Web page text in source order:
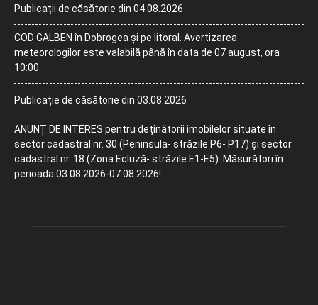
Publicații de căsătorie din 04.08.2026
COD GALBEN în Dobrogea și pe litoral. Avertizarea
meteorologilor este valabilă până în data de 07 august, ora
10:00
Publicație de căsătorie din 03.08.2026
ANUNȚ DE INTERES pentru deținătorii imobilelor situate în
sector cadastral nr. 30 (Peninsula- străzile P6- P17) și sector
cadastral nr. 18 (Zona Ecluză- străzile E1-E5). Măsurători în
perioada 03.08.2026-07.08.2026!